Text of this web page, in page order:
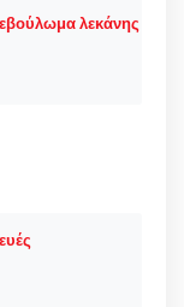
λεκάνης